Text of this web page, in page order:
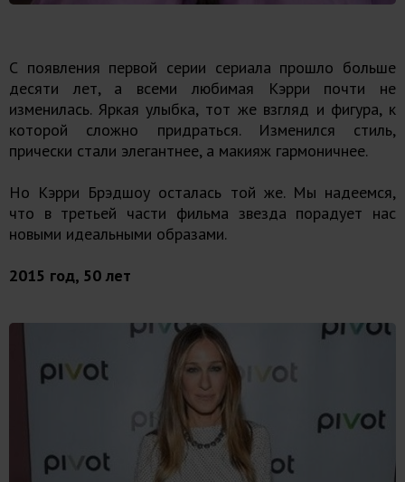
С появления первой серии сериала прошло больше
десяти лет, а всеми любимая Кэрри почти не
изменилась. Яркая улыбка, тот же взгляд и фигура, к
которой сложно придраться. Изменился стиль,
прически стали элегантнее, а макияж гармоничнее.
Но Кэрри Брэдшоу осталась той же. Мы надеемся,
что в третьей части фильма звезда порадует нас
новыми идеальными образами.
2015 год, 50 лет